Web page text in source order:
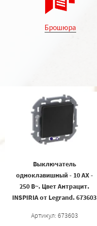
Брошюра
Выключатель
одноклавишный - 10 AX -
250 В~. Цвет Антрацит.
INSPIRIA от Legrand. 673603
Артикул: 673603